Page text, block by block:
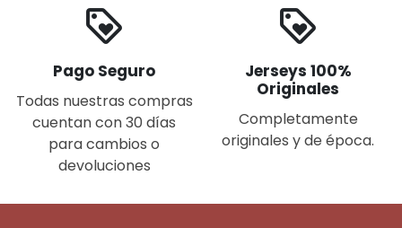
loyalty
Pago Seguro
Todas nuestras compras
cuentan con 30 días
para cambios o
devoluciones
loyalty
Jerseys 100%
Originales
Completamente
originales y de época.